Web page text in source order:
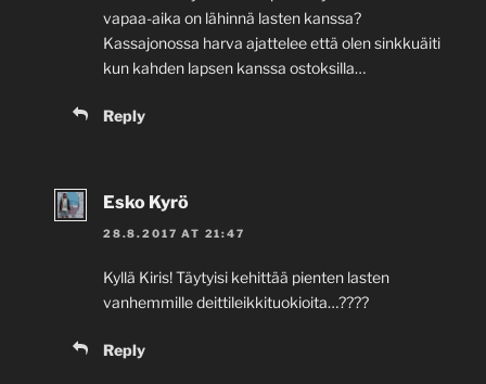
vapaa-aika on lähinnä lasten kanssa?
Kassajonossa harva ajattelee että olen sinkkuäiti
kun kahden lapsen kanssa ostoksilla…
Reply
Esko Kyrö
28.8.2017 AT 21:47
Kyllä Kiris! Täytyisi kehittää pienten lasten
vanhemmille deittileikkituokioita…????
Reply